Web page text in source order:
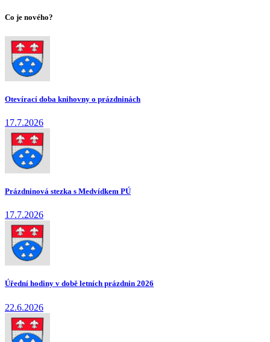
Co je nového?
Otevírací doba knihovny o prázdninách
17.7.2026
Prázdninová stezka s Medvídkem PÚ
17.7.2026
Úřední hodiny v době letních prázdnin 2026
22.6.2026